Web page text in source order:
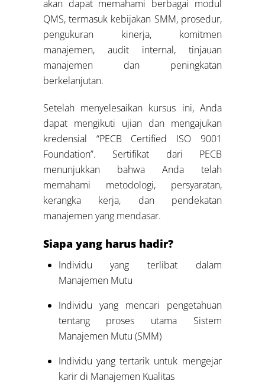
akan dapat memahami berbagai modul
QMS, termasuk kebijakan SMM, prosedur,
pengukuran kinerja, komitmen
manajemen, audit internal, tinjauan
manajemen dan peningkatan
berkelanjutan.
Setelah menyelesaikan kursus ini, Anda
dapat mengikuti ujian dan mengajukan
kredensial “PECB Certified ISO 9001
Foundation”. Sertifikat dari PECB
menunjukkan bahwa Anda telah
memahami metodologi, persyaratan,
kerangka kerja, dan pendekatan
manajemen yang mendasar.
Siapa yang harus hadir?
Individu yang terlibat dalam
Manajemen Mutu
Individu yang mencari pengetahuan
tentang proses utama Sistem
Manajemen Mutu (SMM)
Individu yang tertarik untuk mengejar
karir di Manajemen Kualitas